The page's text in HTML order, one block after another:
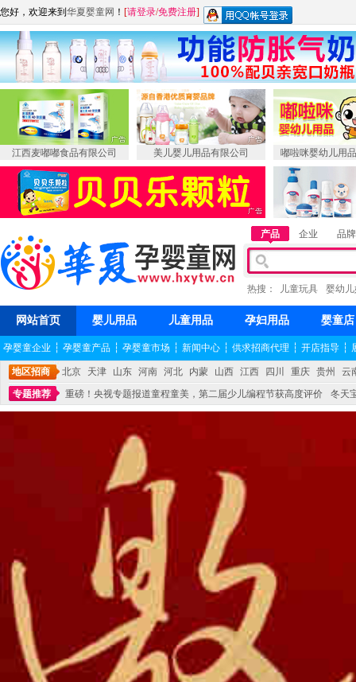
您好，欢迎来到 华夏婴童网 ！ [请登录/免费注册]
江西麦嘟嘟食品有限公司 美儿婴儿用品有限公司 嘟啦咪婴幼儿用
产品 企业 品牌
热搜： 儿童玩具 婴幼
网站首页 婴儿用品 儿童用品 孕妇用品 婴童店
孕婴童企业 ┆ 孕婴童产品 ┆ 孕婴童市场 ┆ 新闻中心 ┆ 供求招商代理 ┆ 开店指导 ┆
地区招商 北京 天津 山东 河南 河北 内蒙 山西 江西 四川 重庆 贵州
云
专题推荐
重磅！央视专题报道童程童美，第二届少儿编程节获高度评价
冬天
不能再单纯地销售产品,而要向增强服务转型,毕竟母婴产品比较特殊。”
妇幼广场